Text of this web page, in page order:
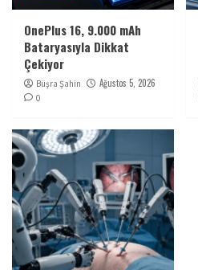
OnePlus 16, 9.000 mAh
Bataryasıyla Dikkat
Çekiyor
Büşra Şahin Ağustos 5, 2026
0